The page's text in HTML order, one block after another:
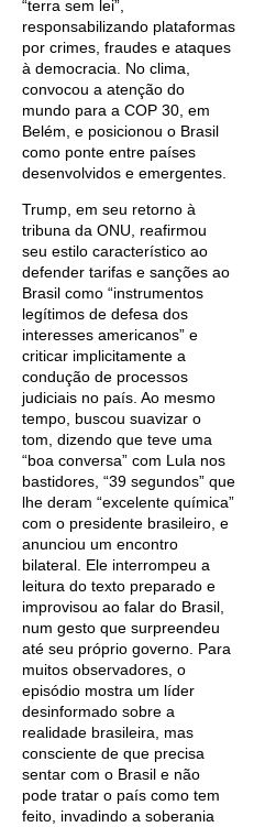
“terra sem lei”,
responsabilizando plataformas
por crimes, fraudes e ataques
à democracia. No clima,
convocou a atenção do
mundo para a COP 30, em
Belém, e posicionou o Brasil
como ponte entre países
desenvolvidos e emergentes.
Trump, em seu retorno à
tribuna da ONU, reafirmou
seu estilo característico ao
defender tarifas e sanções ao
Brasil como “instrumentos
legítimos de defesa dos
interesses americanos” e
criticar implicitamente a
condução de processos
judiciais no país. Ao mesmo
tempo, buscou suavizar o
tom, dizendo que teve uma
“boa conversa” com Lula nos
bastidores, “39 segundos” que
lhe deram “excelente química”
com o presidente brasileiro, e
anunciou um encontro
bilateral. Ele interrompeu a
leitura do texto preparado e
improvisou ao falar do Brasil,
num gesto que surpreendeu
até seu próprio governo. Para
muitos observadores, o
episódio mostra um líder
desinformado sobre a
realidade brasileira, mas
consciente de que precisa
sentar com o Brasil e não
pode tratar o país como tem
feito, invadindo a soberania